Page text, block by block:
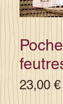
23,00 €